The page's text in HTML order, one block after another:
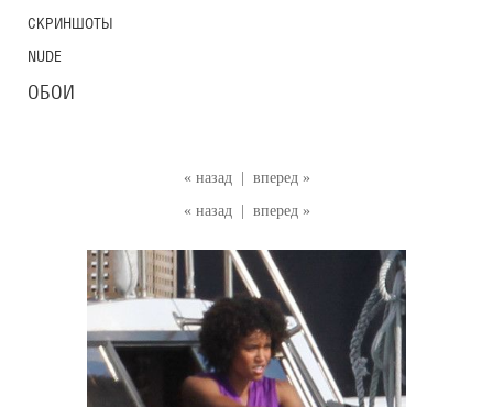
« назад
вперед »
« назад
вперед »
СКРИНШОТЫ
NUDE
ОБОИ